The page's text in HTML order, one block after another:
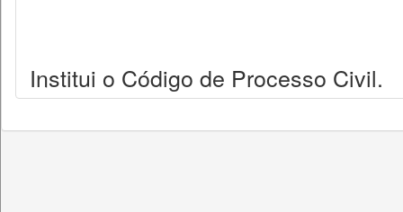
Institui o Código de Processo Civil.